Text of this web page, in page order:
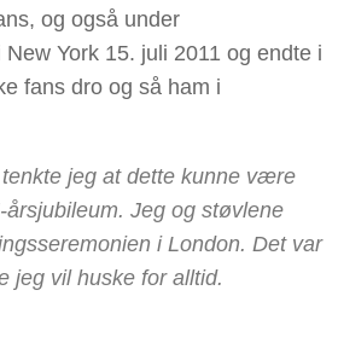
og også under
York 15. juli 2011 og endte i
fans dro og så ham i
jeg at dette kunne være
Jeg og støvlene
i London. Det var
jeg vil huske for alltid.